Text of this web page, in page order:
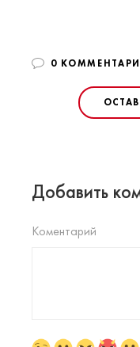
0
Добавить
Коментарий